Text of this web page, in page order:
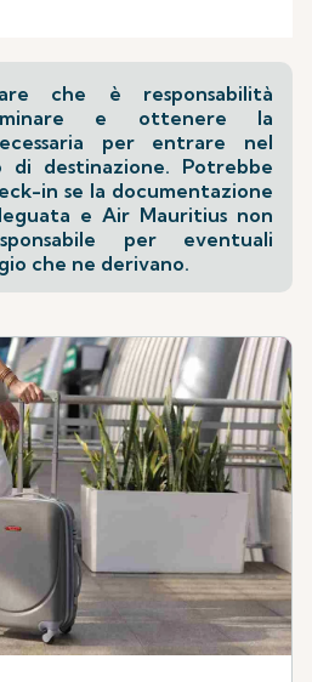
che è responsabilità
e ottenere la
per entrare nel
destinazione. Potrebbe
in se la documentazione
e Air Mauritius non
per eventuali
che ne derivano.